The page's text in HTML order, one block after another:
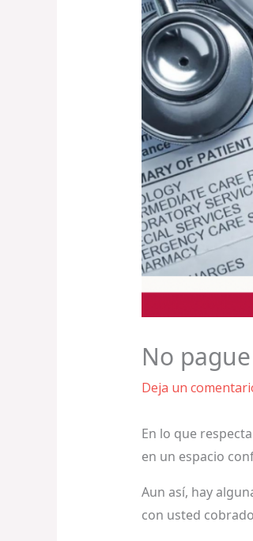
No
Deja un
En lo que
en un espacio
Aun así, hay
con usted